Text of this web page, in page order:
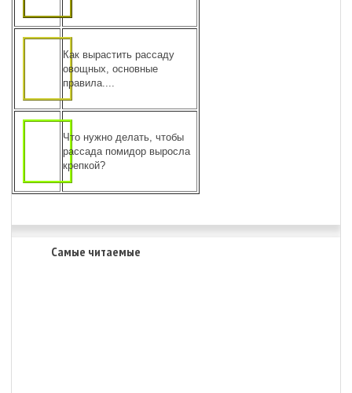
Как вырастить рассаду
овощных, основные
правила....
Что нужно делать, чтобы
рассада помидор выросла
крепкой?
Самые читаемые